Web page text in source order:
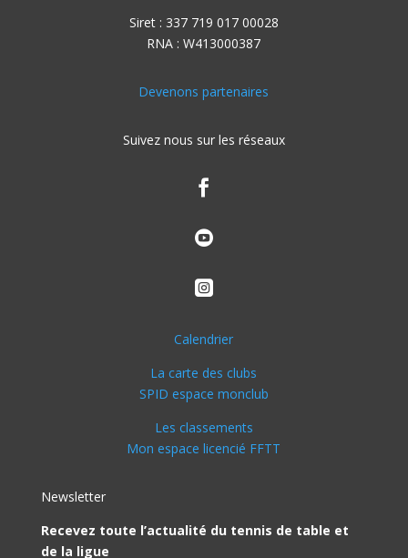
Siret : 337 719 017 00028
RNA : W413000387
Devenons partenaires
Suivez nous sur les réseaux



Calendrier
La carte des clubs
SPID espace monclub
Les classements
Mon espace licencié FFTT
Newsletter
Recevez toute l’actualité du tennis de table et
de la ligue